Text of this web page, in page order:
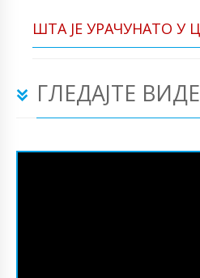
ШТА ЈЕ УРАЧУНАТО У
ГЛЕДАЈТЕ